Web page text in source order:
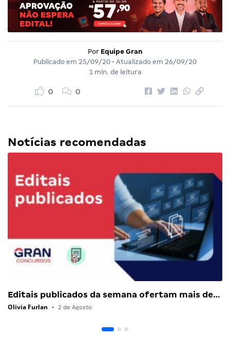
Por Equipe Gran
Publicado em 25/09/20 • Atualizado em 26/09/20
1 min. de leitura
0 0
Notícias recomendadas
Editais publicados da semana ofertam mais de…
Olivia Furlan • 2 de Agosto